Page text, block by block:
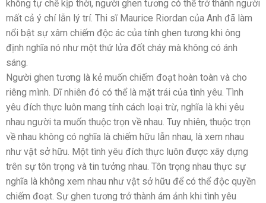
không tự chế kịp thời, người ghen tương có thể trở thành người
mất cả ý chí lẫn lý trí. Thi sĩ Maurice Riordan của Anh đã làm
nổi bật sự xâm chiếm độc ác của tính ghen tương khi ông
định nghĩa nó như một thứ lửa đốt cháy mà không có ánh
sáng.
Người ghen tương là kẻ muốn chiếm đoạt hoàn toàn và cho
riêng mình. Dĩ nhiên đó có thể là mặt trái của tình yêu. Tình
yêu đích thực luôn mang tính cách loại trừ, nghĩa là khi yêu
nhau người ta muốn thuộc trọn về nhau. Tuy nhiên, thuộc trọn
về nhau không có nghĩa là chiếm hữu lẫn nhau, là xem nhau
như vật sở hữu. Một tình yêu đích thực luôn được xây dựng
trên sự tôn trọng và tin tưởng nhau. Tôn trọng nhau thực sự
nghĩa là không xem nhau như vật sở hữu để có thể độc quyền
chiếm đoạt. Sự ghen tương trở thành ám ảnh khi tình yêu